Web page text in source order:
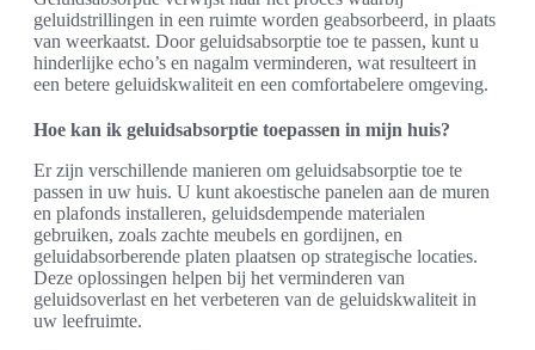
geluidstrillingen in een ruimte worden geabsorbeerd, in plaats
van weerkaatst. Door geluidsabsorptie toe te passen, kunt u
hinderlijke echo’s en nagalm verminderen, wat resulteert in
een betere geluidskwaliteit en een comfortabelere omgeving.
Hoe kan ik geluidsabsorptie toepassen in mijn huis?
Er zijn verschillende manieren om geluidsabsorptie toe te
passen in uw huis. U kunt akoestische panelen aan de muren
en plafonds installeren, geluidsdempende materialen
gebruiken, zoals zachte meubels en gordijnen, en
geluidabsorberende platen plaatsen op strategische locaties.
Deze oplossingen helpen bij het verminderen van
geluidsoverlast en het verbeteren van de geluidskwaliteit in
uw leefruimte.